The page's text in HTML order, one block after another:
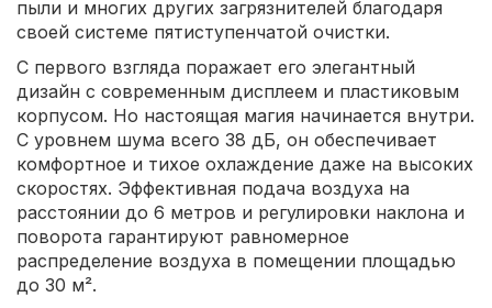
пыли и многих других загрязнителей благодаря
своей системе пятиступенчатой очистки.
С первого взгляда поражает его элегантный
дизайн с современным дисплеем и пластиковым
корпусом. Но настоящая магия начинается внутри.
С уровнем шума всего 38 дБ, он обеспечивает
комфортное и тихое охлаждение даже на высоких
скоростях. Эффективная подача воздуха на
расстоянии до 6 метров и регулировки наклона и
поворота гарантируют равномерное
распределение воздуха в помещении площадью
до 30 м².